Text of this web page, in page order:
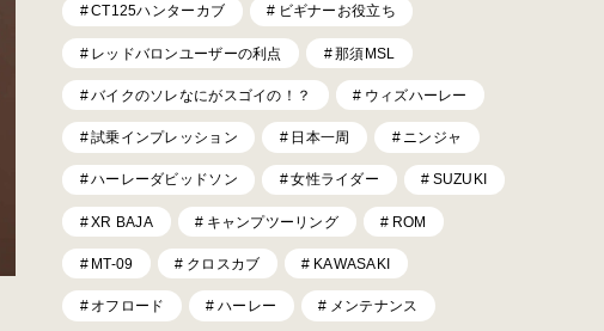
CT125ハンターカブ ビギナーお役立ち
レッドバロンユーザーの利点 那須MSL
バイクのソレなにがスゴイの！？ ウィズハーレー
試乗インプレッション 日本一周 ニンジャ
ハーレーダビッドソン 女性ライダー SUZUKI
XR BAJA キャンプツーリング ROM
MT-09 クロスカブ KAWASAKI
オフロード ハーレー メンテナンス